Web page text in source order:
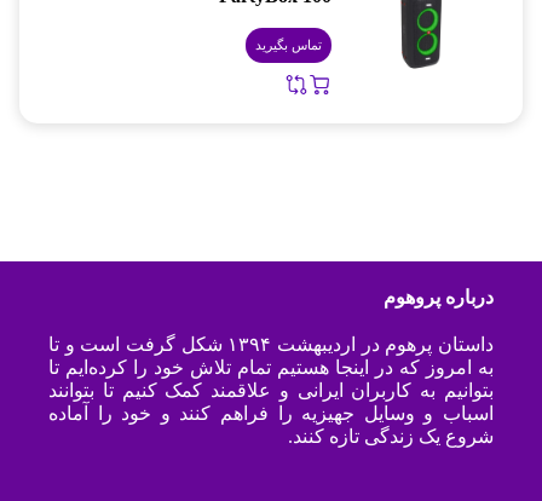
تماس بگیرید
درباره پروهوم
داستان پرهوم در اردیبهشت ۱۳۹۴ شکل گرفت است و تا
به امروز که در اینجا هستیم تمام تلاش خود را کرده‌ایم تا
بتوانیم به کاربران ایرانی و علاقمند کمک کنیم تا بتوانند
اسباب و وسایل جهیزیه را فراهم کنند و خود را آماده
شروع یک زندگی تازه کنند.